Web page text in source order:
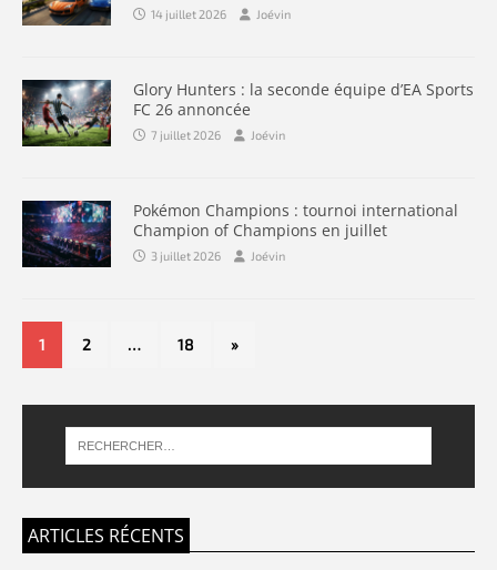
14 juillet 2026 Joévin
Glory Hunters : la seconde équipe d’EA Sports
FC 26 annoncée
7 juillet 2026 Joévin
Pokémon Champions : tournoi international
Champion of Champions en juillet
3 juillet 2026 Joévin
1 2 … 18 »
ARTICLES RÉCENTS